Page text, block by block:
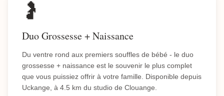
🤰
Duo Grossesse + Naissance
Du ventre rond aux premiers souffles de bébé - le duo
grossesse + naissance est le souvenir le plus complet
que vous puissiez offrir à votre famille. Disponible depuis
Uckange, à 4.5 km du studio de Clouange.